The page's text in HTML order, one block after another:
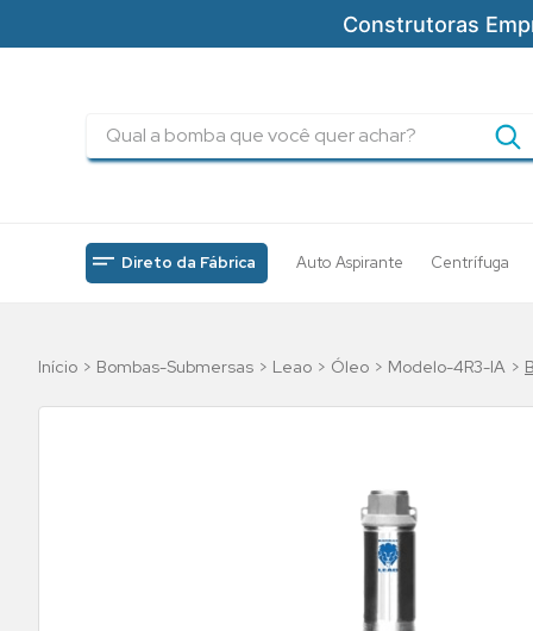
Construtoras
Direto da Fábrica Auto Aspirante Centrífuga
Bombas-Submersas Leao Óleo Modelo-4R3-IA
drenagem